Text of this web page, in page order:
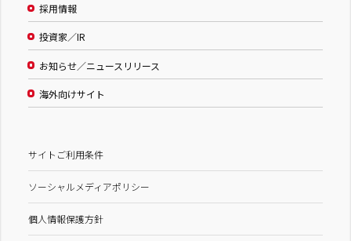
採用情報
投資家／IR
お知らせ／ニュースリリース
海外向けサイト
サイトご利用条件
ソーシャルメディアポリシー
個人情報保護方針